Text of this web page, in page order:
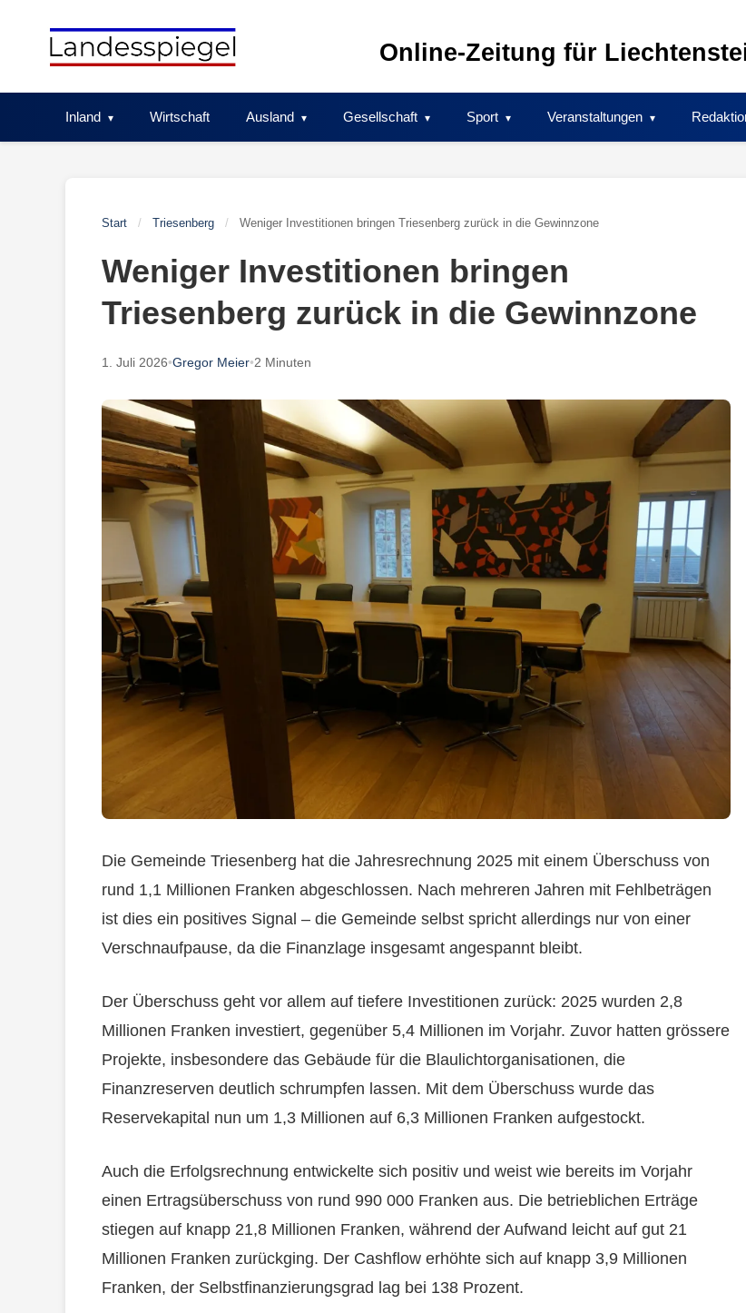
Online-Zeitung für
Inland Wirtschaft Ausland Gesellschaft Sport Veranstaltungen
Start / Triesenberg / Weniger Investitionen bringen Triesenberg zurück in die Gewinnzone
Weniger Investitionen bringen
Triesenberg zurück in die Gewinnzone
1. Juli 2026•Gregor Meier•2 Minuten
Die Gemeinde Triesenberg hat die Jahresrechnung 2025 mit einem Überschuss von
rund 1,1 Millionen Franken abgeschlossen. Nach mehreren Jahren mit Fehlbeträgen
ist dies ein positives Signal – die Gemeinde selbst spricht allerdings nur von einer
Verschnaufpause, da die Finanzlage insgesamt angespannt bleibt.
Der Überschuss geht vor allem auf tiefere Investitionen zurück: 2025 wurden 2,8
Millionen Franken investiert, gegenüber 5,4 Millionen im Vorjahr. Zuvor hatten grössere
Projekte, insbesondere das Gebäude für die Blaulichtorganisationen, die
Finanzreserven deutlich schrumpfen lassen. Mit dem Überschuss wurde das
Reservekapital nun um 1,3 Millionen auf 6,3 Millionen Franken aufgestockt.
Auch die Erfolgsrechnung entwickelte sich positiv und weist wie bereits im Vorjahr
einen Ertragsüberschuss von rund 990 000 Franken aus. Die betrieblichen Erträge
stiegen auf knapp 21,8 Millionen Franken, während der Aufwand leicht auf gut 21
Millionen Franken zurückging. Der Cashflow erhöhte sich auf knapp 3,9 Millionen
Franken, der Selbstfinanzierungsgrad lag bei 138 Prozent.